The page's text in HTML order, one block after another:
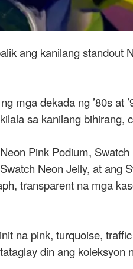
ang kanilang standout
mga dekada ng ’80s at
sa kanilang bihirang,
Pink Podium,
Neon Jelly, at ang
transparent na mga
na pink, turquoise,
din ang koleksyon